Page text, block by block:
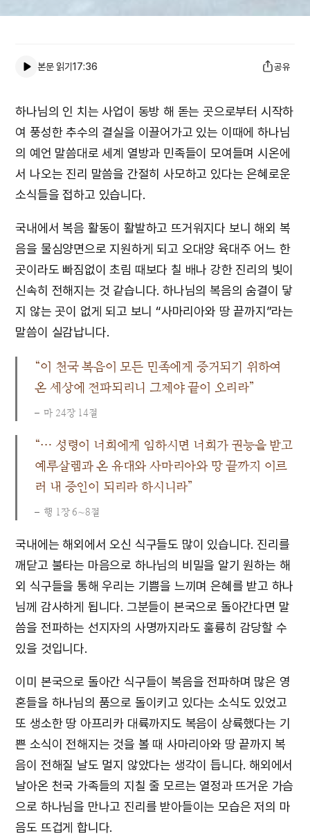
본문 읽기17:36 공유
하나님의 인 치는 사업이 동방 해 돋는 곳으로부터 시작하
여 풍성한 추수의 결실을 이끌어가고 있는 이때에 하나님
의 예언 말씀대로 세계 열방과 민족들이 모여들며 시온에
서 나오는 진리 말씀을 간절히 사모하고 있다는 은혜로운
소식들을 접하고 있습니다.
국내에서 복음 활동이 활발하고 뜨거워지다 보니 해외 복
음을 물심양면으로 지원하게 되고 오대양 육대주 어느 한
곳이라도 빠짐없이 초림 때보다 칠 배나 강한 진리의 빛이
신속히 전해지는 것 같습니다. 하나님의 복음의 숨결이 닿
지 않는 곳이 없게 되고 보니 “사마리아와 땅 끝까지”라는
말씀이 실감납니다.
“이 천국 복음이 모든 민족에게 증거되기 위하여
온 세상에 전파되리니 그제야 끝이 오리라”
마 24장 14절
“… 성령이 너희에게 임하시면 너희가 권능을 받고
예루살렘과 온 유대와 사마리아와 땅 끝까지 이르
러 내 증인이 되리라 하시니라”
행 1장 6∼8절
국내에는 해외에서 오신 식구들도 많이 있습니다. 진리를
깨닫고 불타는 마음으로 하나님의 비밀을 알기 원하는 해
외 식구들을 통해 우리는 기쁨을 느끼며 은혜를 받고 하나
님께 감사하게 됩니다. 그분들이 본국으로 돌아간다면 말
씀을 전파하는 선지자의 사명까지라도 훌륭히 감당할 수
있을 것입니다.
이미 본국으로 돌아간 식구들이 복음을 전파하며 많은 영
혼들을 하나님의 품으로 돌이키고 있다는 소식도 있었고
또 생소한 땅 아프리카 대륙까지도 복음이 상륙했다는 기
쁜 소식이 전해지는 것을 볼 때 사마리아와 땅 끝까지 복
음이 전해질 날도 멀지 않았다는 생각이 듭니다. 해외에서
날아온 천국 가족들의 지칠 줄 모르는 열정과 뜨거운 가슴
으로 하나님을 만나고 진리를 받아들이는 모습은 저의 마
음도 뜨겁게 합니다.